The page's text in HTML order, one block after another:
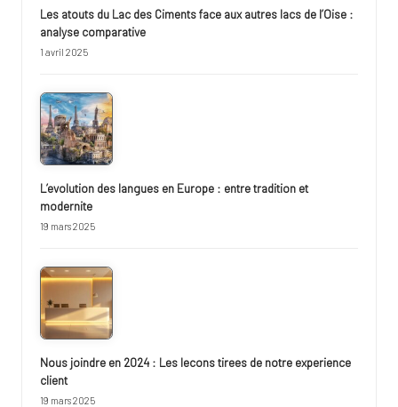
Les atouts du Lac des Ciments face aux autres lacs de l’Oise :
analyse comparative
1 avril 2025
L’evolution des langues en Europe : entre tradition et
modernite
19 mars 2025
Nous joindre en 2024 : Les lecons tirees de notre experience
client
19 mars 2025